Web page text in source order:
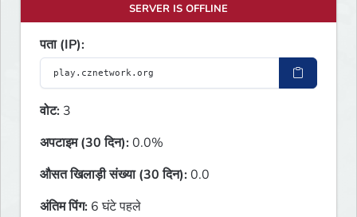
SERVER IS OFFLINE
पता (IP):
वोट: 3
अपटाइम (30 दिन):0.0%
औसत खिलाड़ी संख्या (30 दिन):0.0
अंतिम पिंग: 6 घंटे पहले